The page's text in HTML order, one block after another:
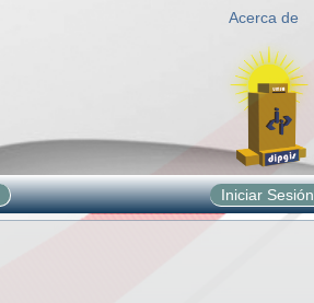
Acerca de
Iniciar Sesión